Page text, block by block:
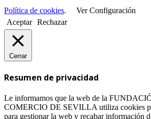
Política de cookies.
Ver Configuración
Aceptar Rechazar
Cerrar
Resumen de privacidad
Le informamos que la web de la
COMERCIO DE SEVILLA utiliza cookies
para gestionar la web y recabar información